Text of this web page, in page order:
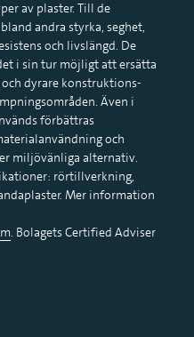
av plaster. Till de
andra styrka, seghet,
och livslängd. De
i sin tur möjligt att ersätta
dyrare konstruktions-
Även i
förbättras
och
miljövänliga alternativ.
rörtillverkning,
Mer information
. Bolagets Certified Adviser